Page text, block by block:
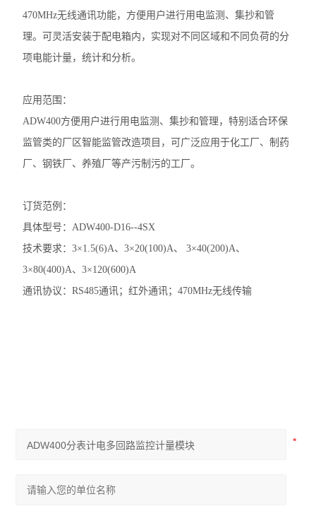
智能照明控制系统
光伏直流柜采集装置
光伏直流绝缘监测装置
智能水泵控制器
三相数显电流表
中压PT并列保护装置
三相多回路监控装置
ADDC 智能空调节能控制器
470MHz无线通讯功能，方便用户进行用电监测、集抄和管
理。可灵活安装于配电箱内，实现对不同区域和不同负荷的分
项电能计量，统计和分析。
应用范围：
ADW400方便用户进行用电监测、集抄和管理，特别适合环保
监管类的厂区智能监管改造项目，可广泛应用于化工厂、制药
厂、钢铁厂、养殖厂等产污制污的工厂。
订货范例：
具体型号：ADW400-D16--4SX
技术要求：3×1.5(6)A、3×20(100)A、 3×40(200)A、
3×80(400)A、3×120(600)A
通讯协议：RS485通讯；红外通讯；470MHz无线传输